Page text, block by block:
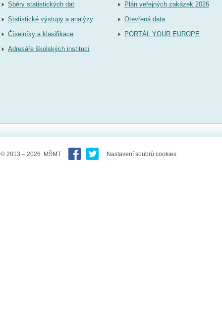
Sběry statistických dat
Statistické výstupy a analýzy
Číselníky a klasifikace
Adresáře školských institucí
Plán veřejných zakázek 2026
Otevřená data
PORTÁL YOUR EUROPE
© 2013 – 2026 MŠMT Nastavení soubrů cookies